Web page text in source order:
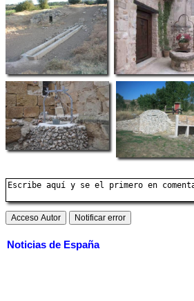
Noticias de España